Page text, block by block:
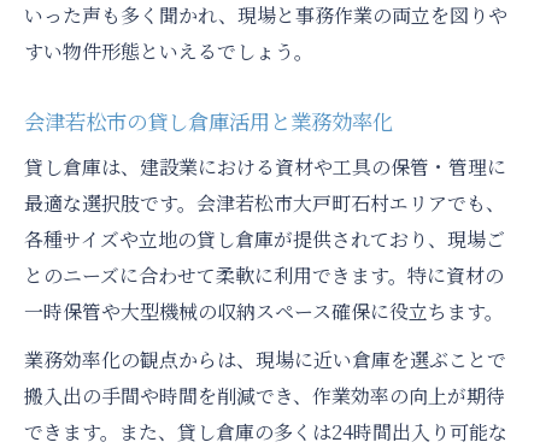
いった声も多く聞かれ、現場と事務作業の両立を図りや
すい物件形態といえるでしょう。
会津若松市の貸し倉庫活用と業務効率化
貸し倉庫は、建設業における資材や工具の保管・管理に
最適な選択肢です。会津若松市大戸町石村エリアでも、
各種サイズや立地の貸し倉庫が提供されており、現場ご
とのニーズに合わせて柔軟に利用できます。特に資材の
一時保管や大型機械の収納スペース確保に役立ちます。
業務効率化の観点からは、現場に近い倉庫を選ぶことで
搬入出の手間や時間を削減でき、作業効率の向上が期待
できます。また、貸し倉庫の多くは24時間出入り可能な